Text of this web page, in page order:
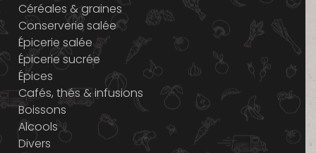
Céréales & graines
Conserverie salée
Épicerie salée
Épicerie sucrée
Épices
Cafés, thés & infusions
Boissons
Alcools
Divers